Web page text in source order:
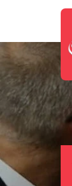
contenu